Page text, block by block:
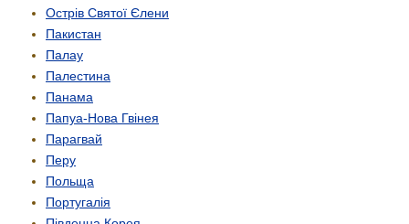
Острів Святої Єлени
Пакистан
Палау
Палестина
Панама
Папуа-Нова Гвінея
Парагвай
Перу
Польща
Португалія